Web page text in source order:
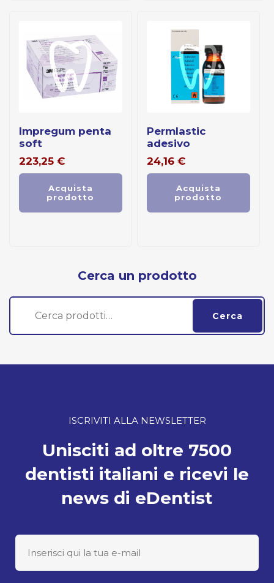
impregum penta
soft
223,25 €
Acquista
prodotto
permlastic
adesivo
24,16 €
Acquista
prodotto
Cerca un prodotto
Cerca:
Cerca
ISCRIVITI ALLA NEWSLETTER
Unisciti ad oltre 7500
dentisti italiani e ricevi le
news di eDentist